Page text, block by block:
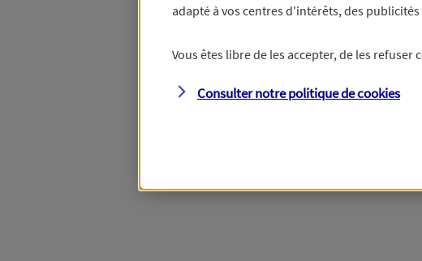
adapté à vos centres d'intérêts, des
Vous êtes libre de les accepter, de les
Consulter notre politique decookies